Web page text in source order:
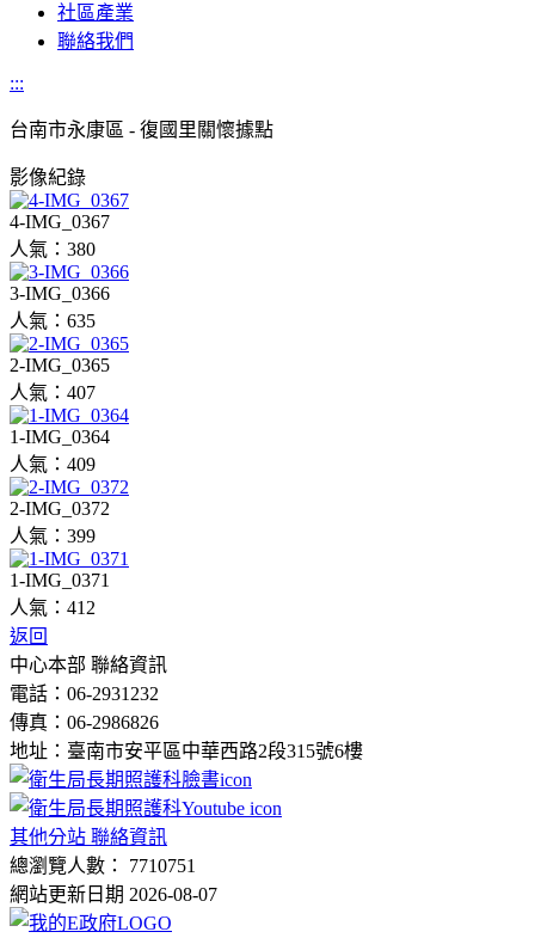
社區產業
聯絡我們
:::
台南市永康區 - 復國里關懷據點
影像紀錄
4-IMG_0367
人氣：380
3-IMG_0366
人氣：635
2-IMG_0365
人氣：407
1-IMG_0364
人氣：409
2-IMG_0372
人氣：399
1-IMG_0371
人氣：412
返回
中心本部 聯絡資訊
電話：06-2931232
傳真：06-2986826
地址：臺南市安平區中華西路2段315號6樓
其他分站 聯絡資訊
總瀏覽人數： 7710751
網站更新日期 2026-08-07